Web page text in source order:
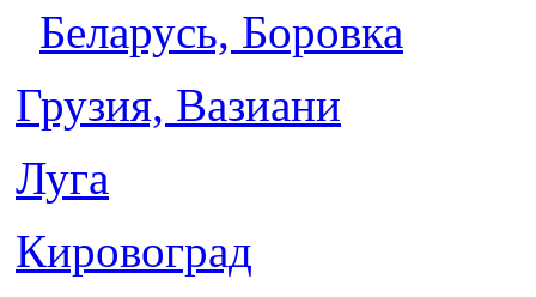
Беларусь, Боровка
Грузия, Вазиани
Луга
Кировоград